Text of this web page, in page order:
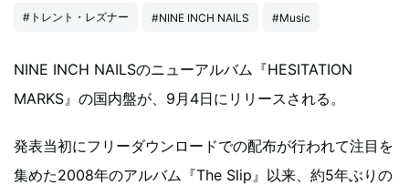
#トレント・レズナー #NINE INCH NAILS #Music
NINE INCH NAILSのニューアルバム『HESITATION
MARKS』の国内盤が、9月4日にリリースされる。
発表当初にフリーダウンロードでの配布が行われて注目を
集めた2008年のアルバム『The Slip』以来、約5年ぶりの